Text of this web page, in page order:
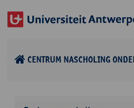
CENTRUM NASCHOLING